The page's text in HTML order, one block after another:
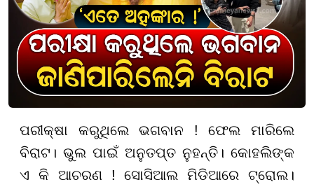
ପରୀକ୍ଷା କରୁଥିଲେ ଭଗବାନ ! ଫେଲ ମାରିଲେ
ବିରାଟ। ଭୁଲ ପାଇଁ ଅନୁତପ୍ତ ନୁହନ୍ତି। କୋହଲିଙ୍କ
ଏ କି ଆଚରଣ ! ସୋସିଆଲ ମିଡିଆରେ ଟ୍ରୋଲ।